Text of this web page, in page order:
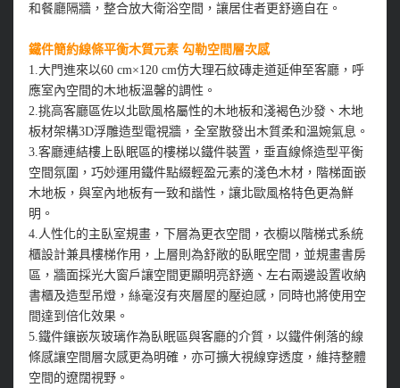
和餐廳隔牆，整合放大衛浴空間，讓居住者更舒適自在。
鐵件簡約線條平衡木質元素 勾勒空間層次感
1.大門進來以60 cm×120 cm仿大理石紋磚走道延伸至客廳，呼
應室內空間的木地板溫馨的調性。
2.挑高客廳區佐以北歐風格屬性的木地板和淺褐色沙發、木地
板材架構3D浮雕造型電視牆，全室散發出木質柔和溫婉氣息。
3.客廳連結樓上臥眠區的樓梯以鐵件裝置，垂直線條造型平衡
空間氛圍，巧妙運用鐵件點綴輕盈元素的淺色木材，階梯面嵌
木地板，與室內地板有一致和諧性，讓北歐風格特色更為鮮
明。
4.人性化的主臥室規畫，下層為更衣空間，衣櫥以階梯式系統
櫃設計兼具樓梯作用，上層則為舒敞的臥眠空間，並規畫書房
區，牆面採光大窗戶讓空間更顯明亮舒適、左右兩邊設置收納
書櫃及造型吊燈，絲毫沒有夾層屋的壓迫感，同時也將使用空
間達到倍化效果。
5.鐵件鑲嵌灰玻璃作為臥眠區與客廳的介質，以鐵件俐落的線
條感讓空間層次感更為明確，亦可擴大視線穿透度，維持整體
空間的遼闊視野。